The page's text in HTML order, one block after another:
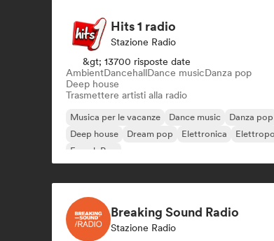
Hits 1 radio
Stazione Radio
&gt; 13700 risposte date
AmbientDancehallDance musicDanza pop
Deep house
Trasmettere artisti alla radio
Musica per le vacanze Dance music
Danza pop
Deep house
Dream pop Elettronica
French Pop
Breaking Sound Radio
Stazione Radio